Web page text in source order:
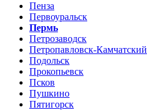
Пенза
Первоуральск
Пермь
Петрозаводск
Петропавловск-Камчатский
Подольск
Прокопьевск
Псков
Пушкино
Пятигорск